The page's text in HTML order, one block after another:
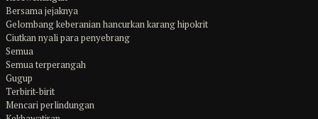
Bersama jejaknya
Gelombang keberanian hancurkan karang hipokrit
Ciutkan nyali para penyebrang
Semua
Semua terperangah
Gugup
Terbirit-birit
Mencari perlindungan